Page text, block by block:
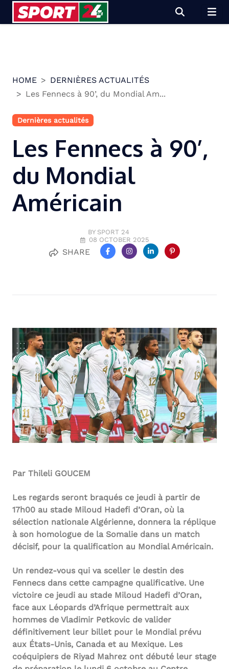
HOME
DERNIÈRES ACTUALITÉS
Les Fennecs à 90’, du Mondial Am...
Dernières actualités
Les Fennecs à 90’,
du Mondial
Américain
BY SPORT 24
08 OCTOBER 2025
SHARE
Par Thileli GOUCEM
Les regards seront braqués ce jeudi à partir de
17h00 au stade Miloud Hadefi d’Oran, où la
sélection nationale Algérienne, donnera la réplique
à son homologue de la Somalie dans un match
décisif, pour la qualification au Mondial Américain.
Un rendez-vous qui va sceller le destin des
Fennecs dans cette campagne qualificative. Une
victoire ce jeudi au stade Miloud Hadefi d’Oran,
face aux Léopards d’Afrique permettrait aux
hommes de Vladimir Petkovic de valider
définitivement leur billet pour le Mondial prévu
aux États-Unis, Canada et au Mexique. Les
coéquipiers de Riyad Mahrez ont débuté leur stage